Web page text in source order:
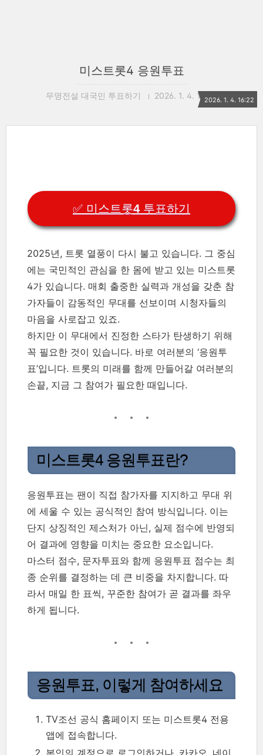
미스트롯4 응원투표
무명전설 대국민 투표하기 2026. 1. 4. 16:222026. 1. 4. 16:22
✅ 미스트롯4 투표하기
2025년, 트롯 열풍이 다시 불고 있습니다. 그 중심
에는 국민적인 관심을 한 몸에 받고 있는 미스트롯
4가 있습니다. 매회 출중한 실력과 개성을 갖춘 참
가자들이 감동적인 무대를 선보이며 시청자들의
마음을 사로잡고 있죠.
하지만 이 무대에서 진정한 스타가 탄생하기 위해
꼭 필요한 것이 있습니다. 바로 여러분의 ‘응원투
표’입니다. 트롯의 미래를 함께 만들어갈 여러분의
손끝, 지금 그 참여가 필요한 때입니다.
미스트롯4 응원투표란?
응원투표는 팬이 직접 참가자를 지지하고 무대 위
에 세울 수 있는 공식적인 참여 방식입니다. 이는
단지 상징적인 제스처가 아닌, 실제 점수에 반영되
어 결과에 영향을 미치는 중요한 요소입니다.
마스터 점수, 문자투표와 함께 응원투표 점수는 최
종 순위를 결정하는 데 큰 비중을 차지합니다. 따
라서 매일 한 표씩, 꾸준한 참여가 곧 결과를 좌우
하게 됩니다.
응원투표, 이렇게 참여하세요
TV조선 공식 홈페이지 또는 미스트롯4 전용
앱에 접속합니다.
본인의 계정으로 로그인하거나, 카카오, 네이